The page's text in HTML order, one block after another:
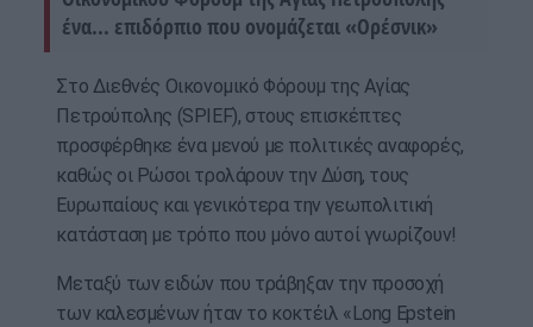
ένα... επιδόρπιο που ονομάζεται «Ορέσνικ»
Στο Διεθνές Οικονομικό Φόρουμ της Αγίας
Πετρούπολης (SPIEF), στους επισκέπτες
προσφέρθηκε ένα μενού με πολιτικές αναφορές,
καθώς οι Ρώσοι τρολάρουν την Δύση, τους
Ευρωπαίους και γενικότερα την γεωπολιτική
κατάσταση με τρόπο που μόνο αυτοί γνωρίζουν!
Μεταξύ των ειδών που τράβηξαν την προσοχή
των καλεσμένων ήταν το κοκτέιλ «Long Epstein